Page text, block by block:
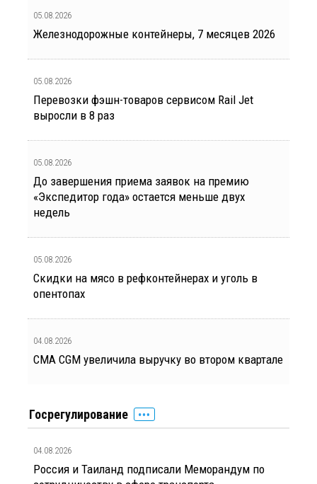
05.08.2026
Железнодорожные контейнеры, 7 месяцев 2026
05.08.2026
Перевозки фэшн-товаров сервисом Rail Jet
выросли в 8 раз
05.08.2026
До завершения приема заявок на премию
«Экспедитор года» остается меньше двух
недель
05.08.2026
Скидки на мясо в рефконтейнерах и уголь в
опентопах
04.08.2026
CMA CGM увеличила выручку во втором квартале
Госрегулирование
04.08.2026
Россия и Таиланд подписали Меморандум по